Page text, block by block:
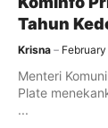
Tahun
Krisna February
Menteri
Plate
...